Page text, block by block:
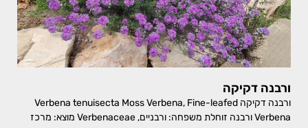
ורבנה דקיקה
ורבנה דקיקה Verbena tenuisecta Moss Verbena, Fine-leafed
Verbena ורבנה זוחלת משפחה: ורבניים, Verbenaceae מוצא: מרכז